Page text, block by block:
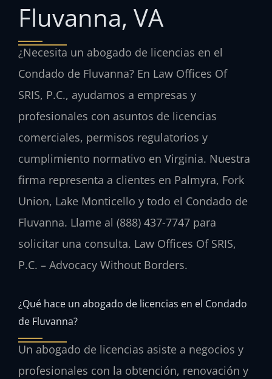
Fluvanna, VA
¿Necesita un abogado de licencias en el
Condado de Fluvanna? En Law Offices Of
SRIS, P.C., ayudamos a empresas y
profesionales con asuntos de licencias
comerciales, permisos regulatorios y
cumplimiento normativo en Virginia. Nuestra
firma representa a clientes en Palmyra, Fork
Union, Lake Monticello y todo el Condado de
Fluvanna. Llame al (888) 437-7747 para
solicitar una consulta. Law Offices Of SRIS,
P.C. – Advocacy Without Borders.
¿Qué hace un abogado de licencias en el Condado
de Fluvanna?
Un abogado de licencias asiste a negocios y
profesionales con la obtención, renovación y